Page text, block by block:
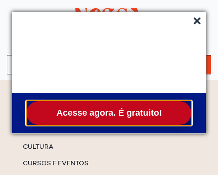
Acesse agora. É gratuito!
Temas
CULTURA
CURSOS E EVENTOS